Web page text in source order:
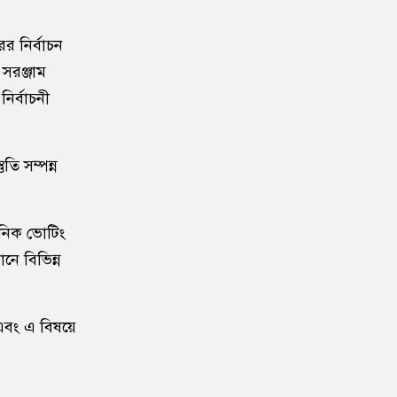
নির্বাচন
সম্পন্ন
ভোটিং
বিভিন্ন
এ বিষয়ে